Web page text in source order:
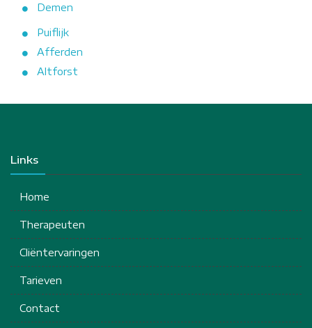
Demen
Puiflijk
Afferden
Altforst
Links
Home
Therapeuten
Cliëntervaringen
Tarieven
Contact